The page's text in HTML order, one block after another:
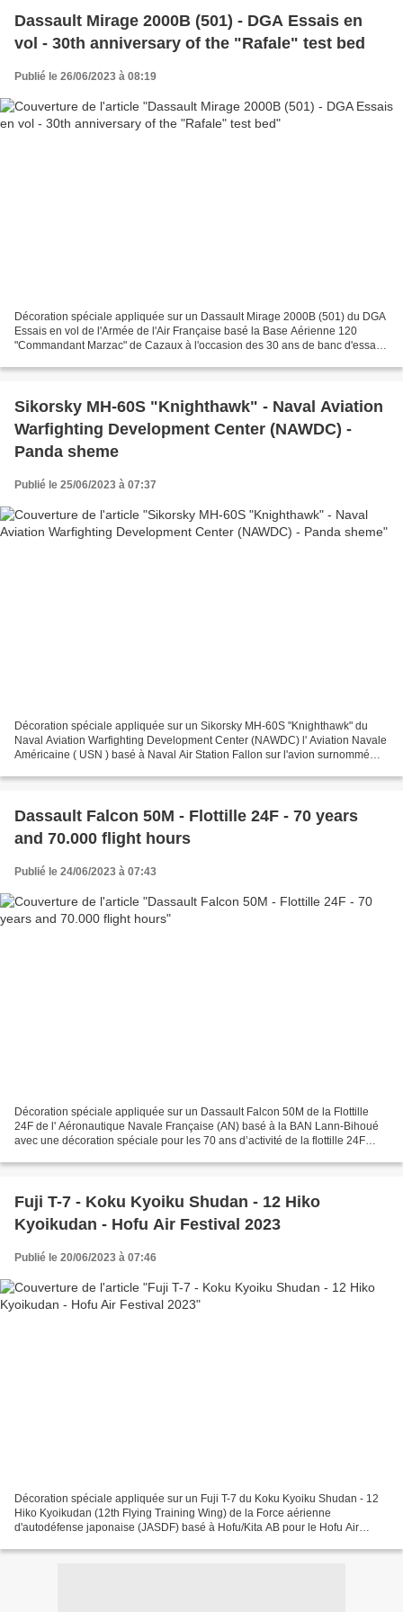
Dassault Mirage 2000B (501) - DGA Essais en
vol - 30th anniversary of the "Rafale" test bed
Publié le 26/06/2023 à 08:19
Décoration spéciale appliquée sur un Dassault Mirage 2000B (501) du DGA
Essais en vol de l'Armée de l'Air Française basé la Base Aérienne 120
"Commandant Marzac" de Cazaux à l'occasion des 30 ans de banc d'essai
Sikorsky MH-60S "Knighthawk" - Naval Aviation
Warfighting Development Center (NAWDC) -
Panda sheme
Publié le 25/06/2023 à 07:37
Décoration spéciale appliquée sur un Sikorsky MH-60S "Knighthawk" du
Naval Aviation Warfighting Development Center (NAWDC) l' Aviation Navale
Américaine ( USN ) basé à Naval Air Station Fallon sur l'avion surnommé
Dassault Falcon 50M - Flottille 24F - 70 years
and 70.000 flight hours
Publié le 24/06/2023 à 07:43
Décoration spéciale appliquée sur un Dassault Falcon 50M de la Flottille
24F de l' Aéronautique Navale Française (AN) basé à la BAN Lann-Bihoué
avec une décoration spéciale pour les 70 ans d’activité de la flottille 24F
Fuji T-7 - Koku Kyoiku Shudan - 12 Hiko
Kyoikudan - Hofu Air Festival 2023
Publié le 20/06/2023 à 07:46
Décoration spéciale appliquée sur un Fuji T-7 du Koku Kyoiku Shudan - 12
Hiko Kyoikudan (12th Flying Training Wing) de la Force aérienne
d'autodéfense japonaise (JASDF) basé à Hofu/Kita AB pour le Hofu Air